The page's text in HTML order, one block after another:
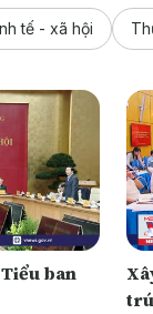
tế - xã hội
ban